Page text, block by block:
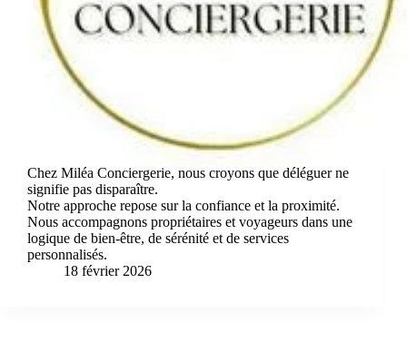
Chez Miléa Conciergerie, nous croyons que déléguer ne
signifie pas disparaître.
Notre approche repose sur la confiance et la proximité.
Nous accompagnons propriétaires et voyageurs dans une
logique de bien-être, de sérénité et de services
personnalisés.
18 février 2026